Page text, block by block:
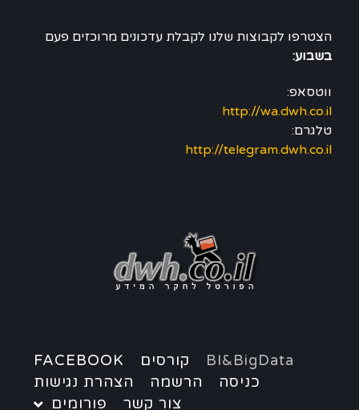
הצטרפו לקבוצות שלנו לקבלת עדכונים מרוכזים פעם
בשבוע:
ווטסאפ:
http://wa.dwh.co.il
טלגרם:
http://telegram.dwh.co.il
BI&BigData קורסים
FACEBOOK
כניסה
הרשמה
הצהרת נגישות
צור קשר
פורומים